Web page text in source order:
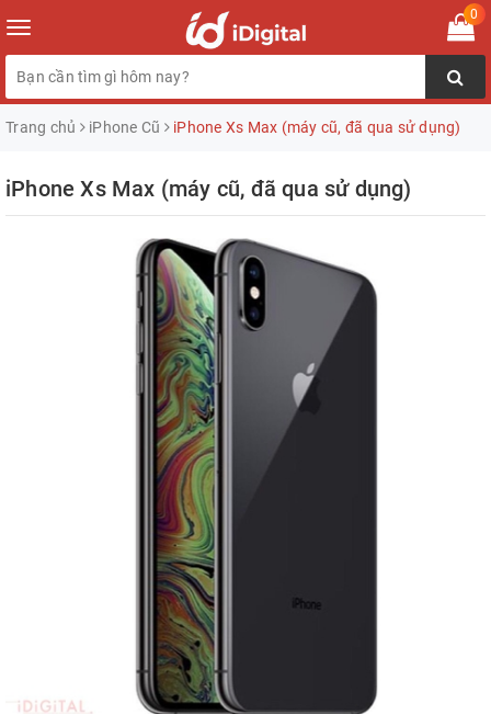
Toggle
navigation
0
Trang chủ iPhone Cũ iPhone Xs Max (máy cũ, đã qua sử dụng)
iPhone Xs Max (máy cũ, đã qua sử dụng)